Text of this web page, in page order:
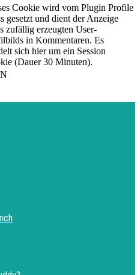
Cookie wird vom Plugin Profile
gesetzt und dient der Anzeige
zufällig erzeugten User-
in Kommentaren. Es
sich hier um ein Session
(Dauer 30 Minuten).